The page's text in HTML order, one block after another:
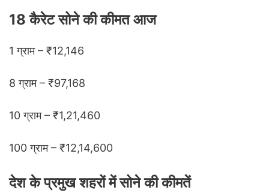
18 कैरेट सोने की कीमत आज
1 ग्राम – ₹12,146
8 ग्राम – ₹97,168
10 ग्राम – ₹1,21,460
100 ग्राम – ₹12,14,600
देश के प्रमुख शहरों में सोने की कीमतें